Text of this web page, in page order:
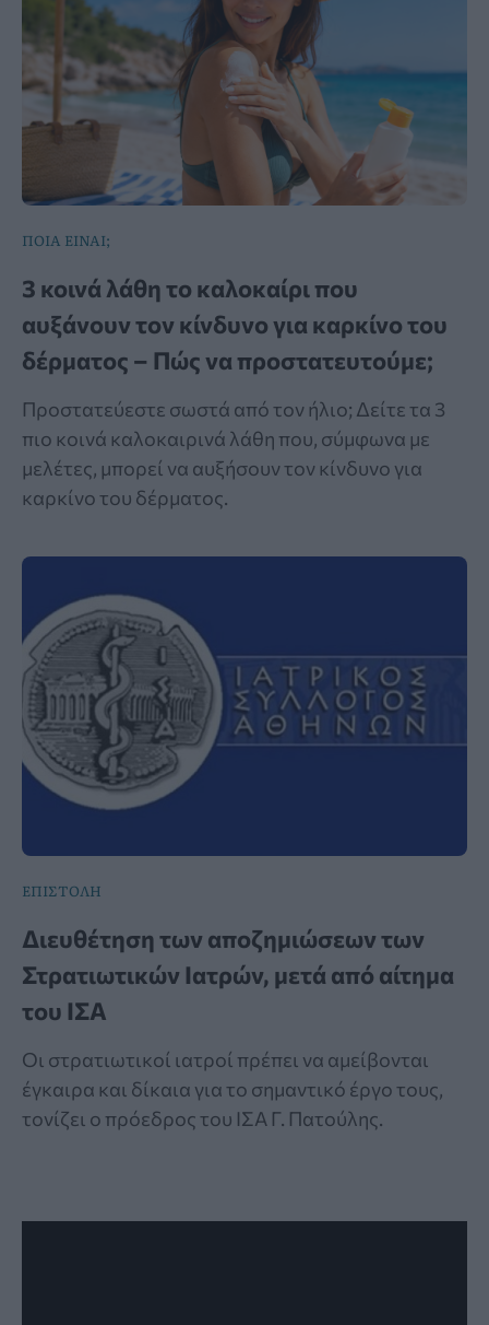
ΠΟΙΑ ΕΙΝΑΙ;
3 κοινά λάθη το καλοκαίρι που
αυξάνουν τον κίνδυνο για καρκίνο του
δέρματος – Πώς να προστατευτούμε;
Προστατεύεστε σωστά από τον ήλιο; Δείτε τα 3
πιο κοινά καλοκαιρινά λάθη που, σύμφωνα με
μελέτες, μπορεί να αυξήσουν τον κίνδυνο για
καρκίνο του δέρματος.
ΕΠΙΣΤΟΛΗ
Διευθέτηση των αποζημιώσεων των
Στρατιωτικών Ιατρών, μετά από αίτημα
του ΙΣΑ
Οι στρατιωτικοί ιατροί πρέπει να αμείβονται
έγκαιρα και δίκαια για το σημαντικό έργο τους,
τονίζει ο πρόεδρος του ΙΣΑ Γ. Πατούλης.